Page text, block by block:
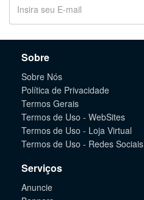
Sobre
Sobre Nós
Política de Privacidade
Termos Gerais
Termos de Uso - WebSites
Termos de Uso - Loja Virtual
Termos de Uso - Redes Sociais
Serviços
Anuncie